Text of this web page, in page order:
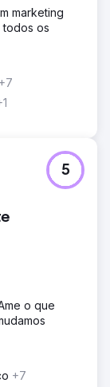
marketing
todos os
+7
5
o que
+7